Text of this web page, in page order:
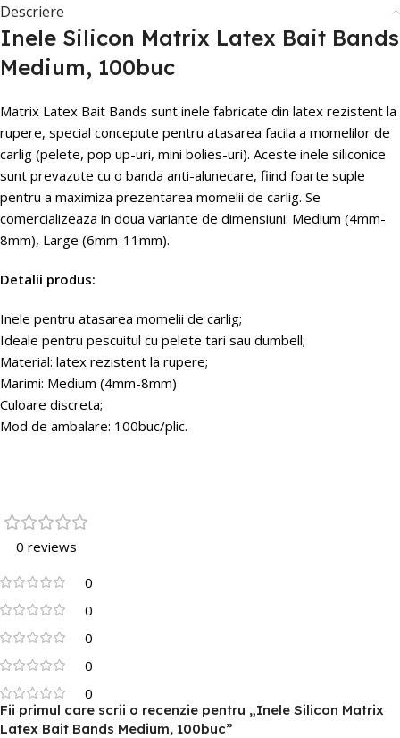
Descriere
Inele Silicon Matrix Latex Bait Bands
Medium, 100buc
Matrix Latex Bait Bands sunt inele fabricate din latex rezistent la
rupere, special concepute pentru atasarea facila a momelilor de
carlig (pelete, pop up-uri, mini bolies-uri). Aceste inele siliconice
sunt prevazute cu o banda anti-alunecare, fiind foarte suple
pentru a maximiza prezentarea momelii de carlig. Se
comercializeaza in doua variante de dimensiuni: Medium (4mm-
8mm), Large (6mm-11mm).
Detalii produs:
Inele pentru atasarea momelii de carlig;
Ideale pentru pescuitul cu pelete tari sau dumbell;
Material: latex rezistent la rupere;
Marimi: Medium (4mm-8mm)
Culoare discreta;
Mod de ambalare: 100buc/plic.
0 reviews
0
0
0
0
0
Fii primul care scrii o recenzie pentru „Inele Silicon Matrix
Latex Bait Bands Medium, 100buc”